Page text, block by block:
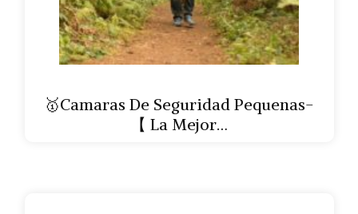
🥇Camaras De Seguridad Pequenas-
【 La Mejor…